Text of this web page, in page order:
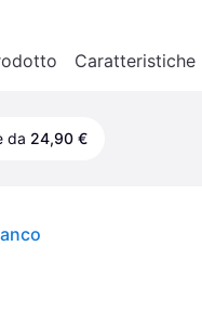
Caratteristiche
da 24,90 €